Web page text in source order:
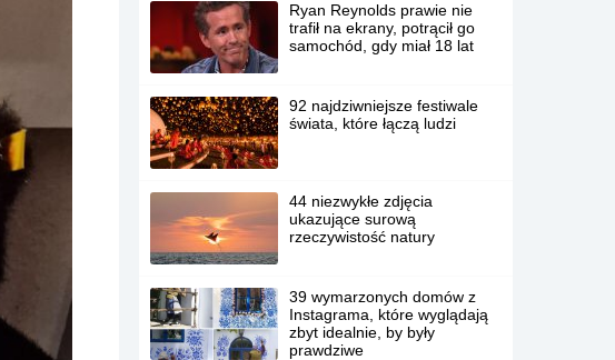
Ryan Reynolds prawie nie
trafił na ekrany, potrącił go
samochód, gdy miał 18 lat
92 najdziwniejsze festiwale
świata, które łączą ludzi
44 niezwykłe zdjęcia
ukazujące surową
rzeczywistość natury
39 wymarzonych domów z
Instagrama, które wyglądają
zbyt idealnie, by były
prawdziwe